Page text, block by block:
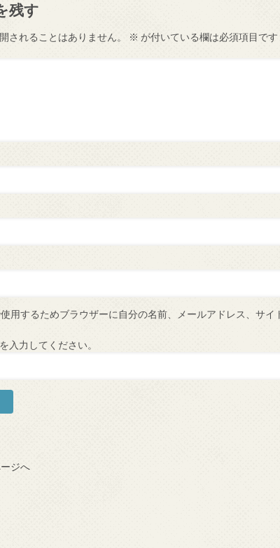
残す
されることはありません。 ※ が付いている欄は必須項目です
用するためブラウザーに自分の名前、メールアドレス、サイ
入力してください。
ジへ